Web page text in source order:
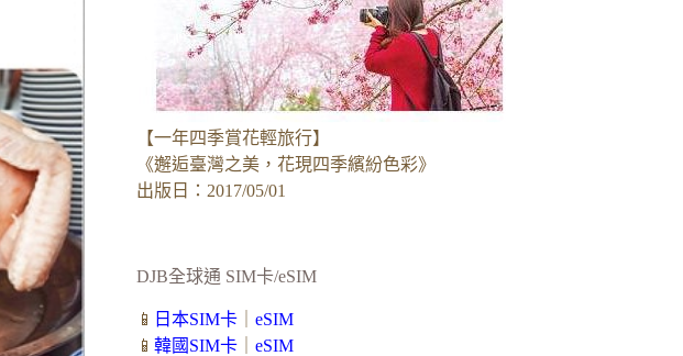
【一年四季賞花輕旅行】
《邂逅臺灣之美，花現四季繽紛色彩》
出版日：2017/05/01
DJB全球通 SIM卡/eSIM
📱 日本SIM卡｜ eSIM
📱 韓國SIM卡｜ eSIM